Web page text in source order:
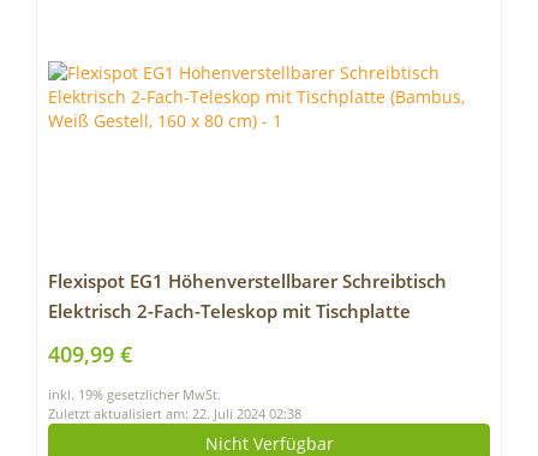
Flexispot EG1 Höhenverstellbarer Schreibtisch
Elektrisch 2-Fach-Teleskop mit Tischplatte
(Bambus, Weiß Gestell, 160 x 80 cm)
409,99 €
inkl. 19% gesetzlicher MwSt.
Zuletzt aktualisiert am: 22. Juli 2024 02:38
Nicht Verfügbar